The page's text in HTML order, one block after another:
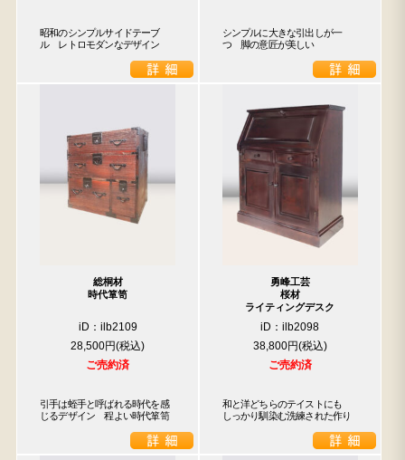
昭和のシンプルサイドテーブ
ル　レトロモダンなデザイン
シンプルに大きな引出しが一
つ　脚の意匠が美しい
総桐材
時代箪笥
iD：ilb2109
28,500円
ご売約済
引手は蛭手と呼ばれる時代を感
じるデザイン　程よい時代箪笥
勇峰工芸
桜材
ライティングデスク
iD：ilb2098
38,800円
ご売約済
和と洋どちらのテイストにも
しっかり馴染む洗練された作り